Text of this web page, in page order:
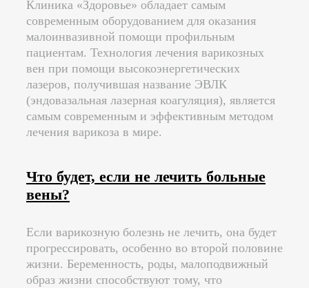
Клиника «Здоровье» обладает самым
современным оборудованием для оказания
малоинвазивной помощи профильным
пациентам. Технология лечения варикозных
вен при помощи высокоэнергетических
лазеров, получившая название ЭВЛК
(эндовазальная лазерная коагуляция), является
самым современным и эффективным методом
лечения варикоза в мире.
Что будет, если не лечить больные
вены?
Если варикозную болезнь не лечить, она будет
прогрессировать, особенно во второй половине
жизни. Беременность, роды, малоподвижный
образ жизни способствуют тому, что